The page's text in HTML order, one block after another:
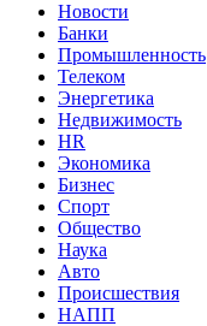
Новости
Банки
Промышленность
Телеком
Энергетика
Недвижимость
HR
Экономика
Бизнес
Спорт
Общество
Наука
Авто
Происшествия
НАПП